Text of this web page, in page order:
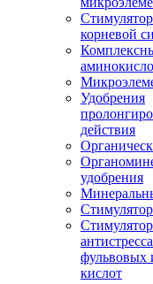
корневой
Удобрения
действия
удобрения
фульвовых
кислот